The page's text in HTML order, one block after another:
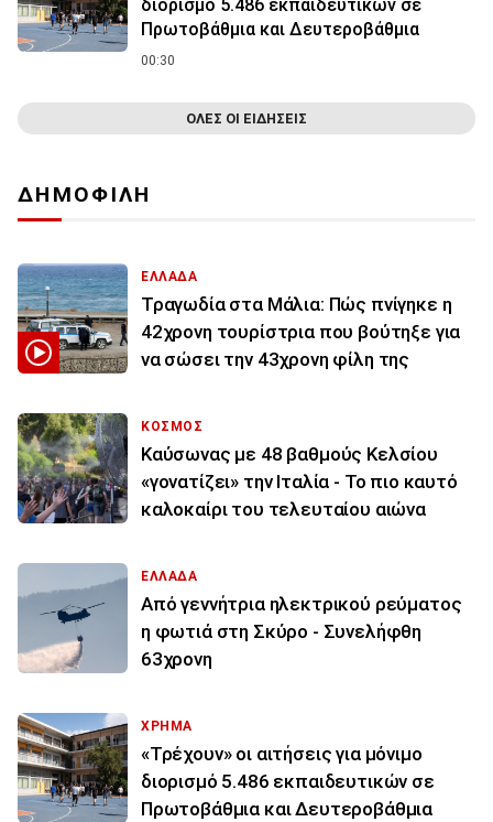
διορισμό 5.486 εκπαιδευτικών σε
Πρωτοβάθμια και Δευτεροβάθμια
00:30
ΟΛΕΣ ΟΙ ΕΙΔΗΣΕΙΣ
ΔΗΜΟΦΙΛΗ
ΕΛΛΑΔΑ
Τραγωδία στα Μάλια: Πώς πνίγηκε η
42χρονη τουρίστρια που βούτηξε για
να σώσει την 43χρονη φίλη της
ΚΟΣΜΟΣ
Καύσωνας με 48 βαθμούς Κελσίου
«γονατίζει» την Ιταλία - Το πιο καυτό
καλοκαίρι του τελευταίου αιώνα
ΕΛΛΑΔΑ
Από γεννήτρια ηλεκτρικού ρεύματος
η φωτιά στη Σκύρο - Συνελήφθη
63χρονη
ΧΡΗΜΑ
«Τρέχουν» οι αιτήσεις για μόνιμο
διορισμό 5.486 εκπαιδευτικών σε
Πρωτοβάθμια και Δευτεροβάθμια